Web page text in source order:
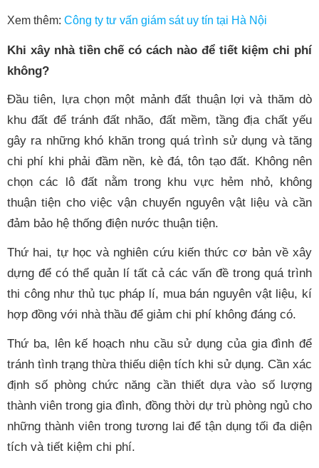
Xem thêm: Công ty tư vấn giám sát uy tín tại Hà Nội
Khi xây nhà tiền chế có cách nào để tiết kiệm chi phí
không?
Đầu tiên, lựa chọn một mảnh đất thuận lợi và thăm dò
khu đất để tránh đất nhão, đất mềm, tầng địa chất yếu
gây ra những khó khăn trong quá trình sử dụng và tăng
chi phí khi phải đầm nền, kè đá, tôn tạo đất. Không nên
chọn các lô đất nằm trong khu vực hẻm nhỏ, không
thuận tiện cho việc vận chuyển nguyên vật liệu và cần
đảm bảo hệ thống điện nước thuận tiện.
Thứ hai, tự học và nghiên cứu kiến thức cơ bản về xây
dựng để có thể quản lí tất cả các vấn đề trong quá trình
thi công như thủ tục pháp lí, mua bán nguyên vật liệu, kí
hợp đồng với nhà thầu để giảm chi phí không đáng có.
Thứ ba, lên kế hoạch nhu cầu sử dụng của gia đình để
tránh tình trạng thừa thiếu diện tích khi sử dụng. Cần xác
định số phòng chức năng cần thiết dựa vào số lượng
thành viên trong gia đình, đồng thời dự trù phòng ngủ cho
những thành viên trong tương lai để tận dụng tối đa diện
tích và tiết kiệm chi phí.